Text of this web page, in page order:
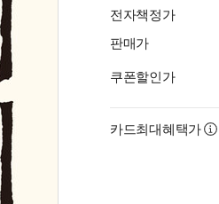
전자책정가
판매가
쿠폰할인가
카드최대혜택가